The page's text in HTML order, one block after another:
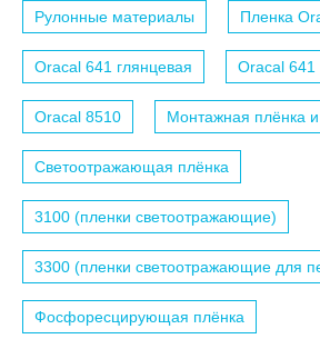
Рулонные материалы Пленка
Oracal 641 глянцевая Oracal 641
Oracal 8510 Монтажная плёнка
Светоотражающая плёнка
3100 (пленки светоотражающие)
3300 (пленки светоотражающие для
Фосфоресцирующая плёнка